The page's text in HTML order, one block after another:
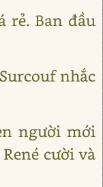
rẻ. Ban đầu
nhắc
người mới
cười và